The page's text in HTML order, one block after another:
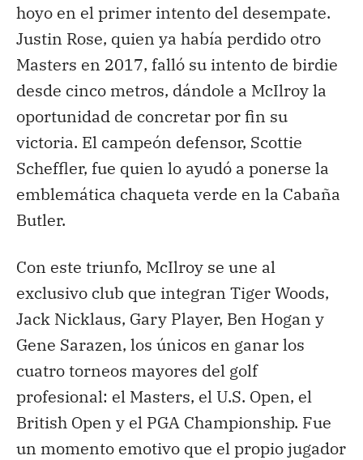
hoyo en el primer intento del desempate.
Justin Rose, quien ya había perdido otro
Masters en 2017, falló su intento de birdie
desde cinco metros, dándole a McIlroy la
oportunidad de concretar por fin su
victoria. El campeón defensor, Scottie
Scheffler, fue quien lo ayudó a ponerse la
emblemática chaqueta verde en la Cabaña
Butler.
Con este triunfo, McIlroy se une al
exclusivo club que integran Tiger Woods,
Jack Nicklaus, Gary Player, Ben Hogan y
Gene Sarazen, los únicos en ganar los
cuatro torneos mayores del golf
profesional: el Masters, el U.S. Open, el
British Open y el PGA Championship. Fue
un momento emotivo que el propio jugador